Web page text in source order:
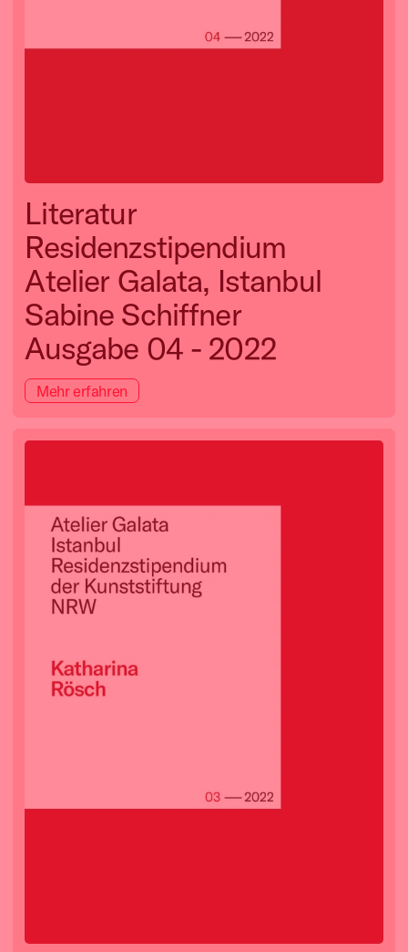
Literatur
Residenzstipendium
Atelier Galata, Istanbul
Sabine Schiffner
Ausgabe 04 - 2022
Mehr erfahren